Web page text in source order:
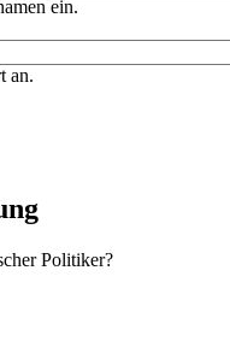
ein.
an.
Politiker?